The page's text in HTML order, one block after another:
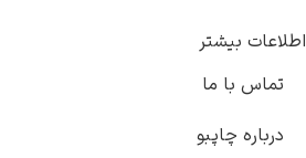
بیشتر
تماس با ما
درباره چاپبو